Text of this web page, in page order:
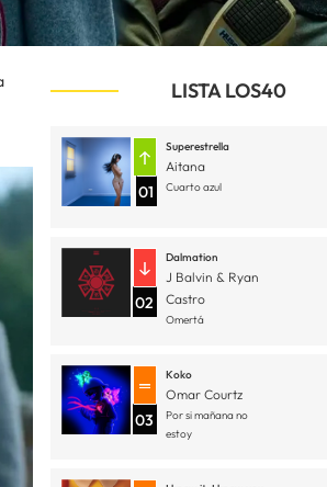
LISTA LOS40
01
Superestrella
Aitana
Cuarto azul
02
Dalmation
J Balvin & Ryan
Castro
Omertá
03
Koko
Omar Courtz
Por si mañana no
estoy